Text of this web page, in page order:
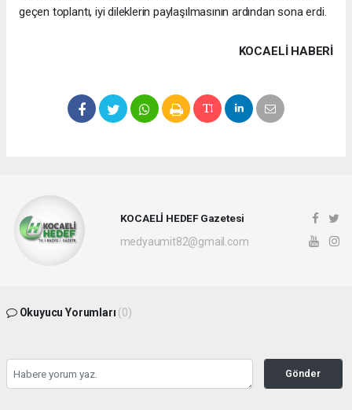
geçen toplantı, iyi dileklerin paylaşılmasının ardından sona erdi.
KOCAELI HABERİ
KOCAELİ HEDEF Gazetesi
medyaumit82@gmail.com
Okuyucu Yorumları (0)
Gönder